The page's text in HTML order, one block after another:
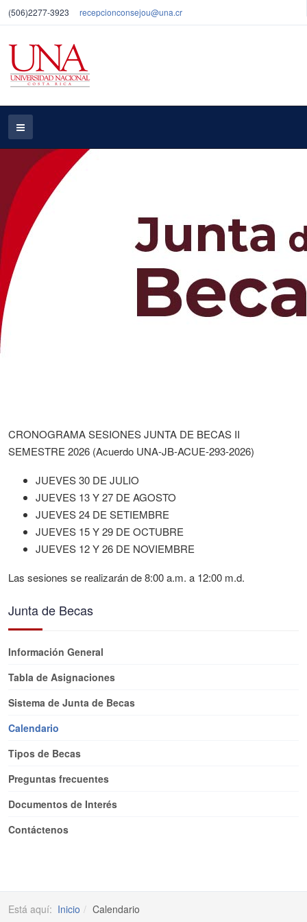
(506)2277-3923 recepcionconsejou@una.cr
CRONOGRAMA SESIONES JUNTA DE BECAS II
SEMESTRE 2026 (Acuerdo UNA-JB-ACUE-293-2026)
JUEVES 30 DE JULIO
JUEVES 13 Y 27 DE AGOSTO
JUEVES 24 DE SETIEMBRE
JUEVES 15 Y 29 DE OCTUBRE
JUEVES 12 Y 26 DE NOVIEMBRE
Las sesiones se realizarán de 8:00 a.m. a 12:00 m.d.
Junta de Becas
Información General
Tabla de Asignaciones
Sistema de Junta de Becas
Calendario
Tipos de Becas
Preguntas frecuentes
Documentos de Interés
Contáctenos
Está aquí: Inicio Calendario